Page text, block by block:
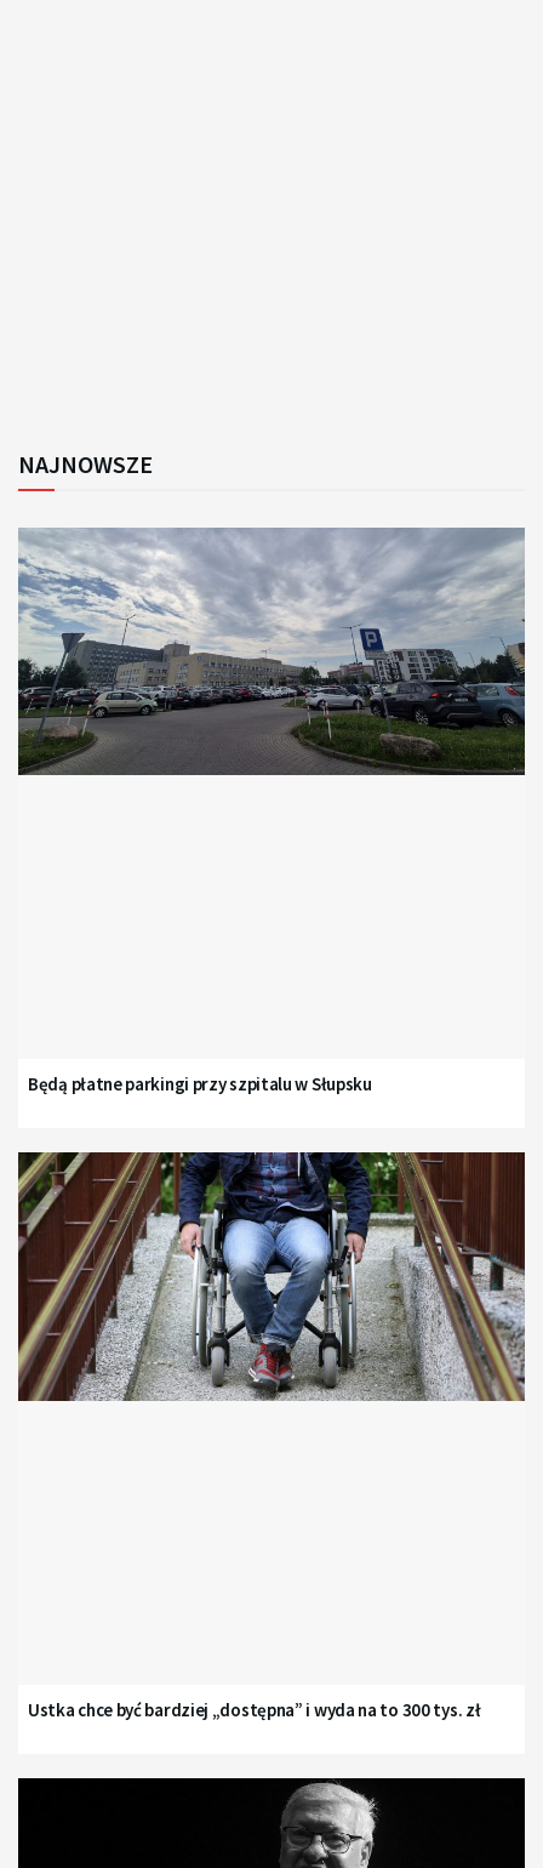
NAJNOWSZE
Będą płatne parkingi przy szpitalu w Słupsku
Ustka chce być bardziej „dostępna” i wyda na to 300 tys. zł